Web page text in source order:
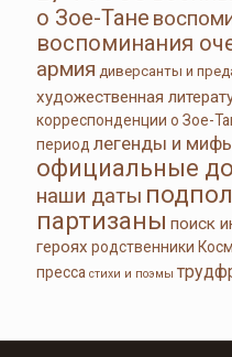
о Зое-Тане
воспоминания
армия диверсанты и
художественная
корреспонденции о Зое-
период легенды и
официальные
наши даты
партизаны поиск
героях родственники
пресса стихи и поэмы